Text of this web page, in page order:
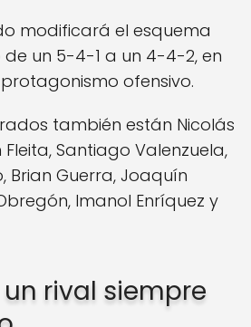
modificará el esquema
un 5-4-1 a un 4-4-2, en
ofensivo.
también están Nicolás
Santiago Valenzuela,
Brian Guerra, Joaquín
Imanol Enríquez y
un rival siempre